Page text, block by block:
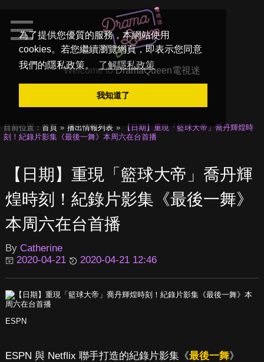
為了提供您優質的服務，本網站使用
cookies。若您繼續瀏覽網頁，即表示您同意
我們的隱私政策。
了解隱私政策
我知道了
Welcome toDramaQueen電視迷
目前位置： 首頁 播出情報列表
【日期】重現「籃球大帝」喬丹輝煌時
刻！紀錄片影集《最後一舞》本周六在台首播
【日期】重現「籃球大帝」喬丹輝
煌時刻！紀錄片影集《最後一舞》
本周六在台首播
By Catherine
2020-04-21
2020-04-21 12:46
ESPN
ESPN 與 Netflix 聯手打造的紀錄片影集《最後一舞》